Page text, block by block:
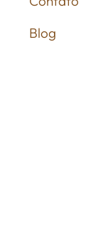
Blog